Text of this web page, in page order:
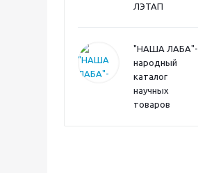
ЛЭТАП
"НАША ЛАБА"-
народный
каталог
научных
товаров